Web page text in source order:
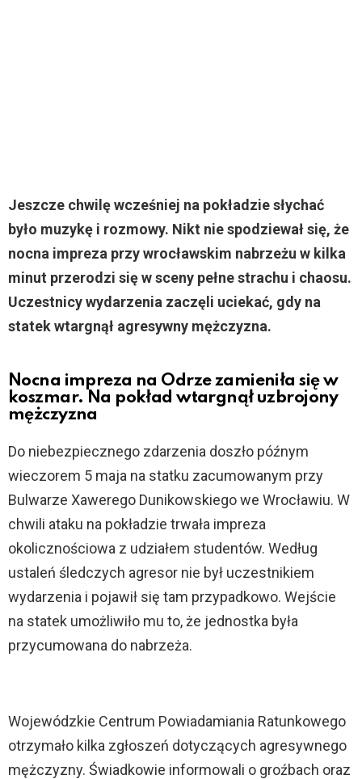
Jeszcze chwilę wcześniej na pokładzie słychać
było muzykę i rozmowy. Nikt nie spodziewał się, że
nocna impreza przy wrocławskim nabrzeżu w kilka
minut przerodzi się w sceny pełne strachu i chaosu.
Uczestnicy wydarzenia zaczęli uciekać, gdy na
statek wtargnął agresywny mężczyzna.
Nocna impreza na Odrze zamieniła się w
koszmar. Na pokład wtargnął uzbrojony
mężczyzna
Do niebezpiecznego zdarzenia doszło późnym
wieczorem 5 maja na statku zacumowanym przy
Bulwarze Xawerego Dunikowskiego we Wrocławiu. W
chwili ataku na pokładzie trwała impreza
okolicznościowa z udziałem studentów. Według
ustaleń śledczych agresor nie był uczestnikiem
wydarzenia i pojawił się tam przypadkowo. Wejście
na statek umożliwiło mu to, że jednostka była
przycumowana do nabrzeża.
Wojewódzkie Centrum Powiadamiania Ratunkowego
otrzymało kilka zgłoszeń dotyczących agresywnego
mężczyzny. Świadkowie informowali o groźbach oraz